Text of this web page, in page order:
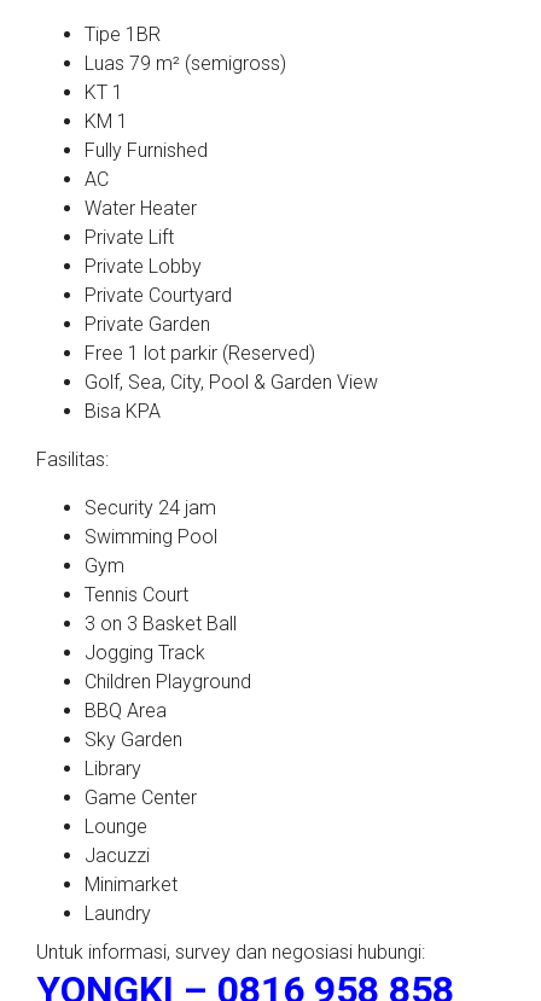
Tipe 1BR
Luas 79 m² (semigross)
KT 1
KM 1
Fully Furnished
AC
Water Heater
Private Lift
Private Lobby
Private Courtyard
Private Garden
Free 1 lot parkir (Reserved)
Golf, Sea, City, Pool & Garden View
Bisa KPA
Fasilitas:
Security 24 jam
Swimming Pool
Gym
Tennis Court
3 on 3 Basket Ball
Jogging Track
Children Playground
BBQ Area
Sky Garden
Library
Game Center
Lounge
Jacuzzi
Minimarket
Laundry
Untuk informasi, survey dan negosiasi hubungi:
YONGKI – 0816 958 858